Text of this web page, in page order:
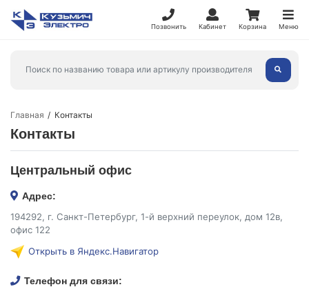
Позвонить Кабинет Корзина Меню
Главная Контакты
Контакты
Центральный офис
Адрес:
194292, г. Санкт-Петербург, 1-й верхний переулок, дом 12в,
офис 122
Открыть в Яндекс.Навигатор
Телефон для связи: